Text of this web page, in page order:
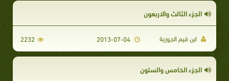
الجزء الثالث والاربعون
ابن قيم الجوزية 2232
الجزء الخامس والستون